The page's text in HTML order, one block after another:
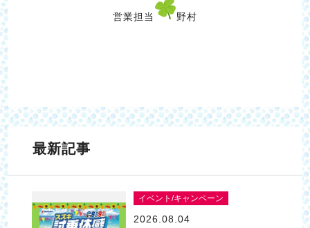
営業担当 野村
最新記事
イベント/キャンペーン
2026.08.04